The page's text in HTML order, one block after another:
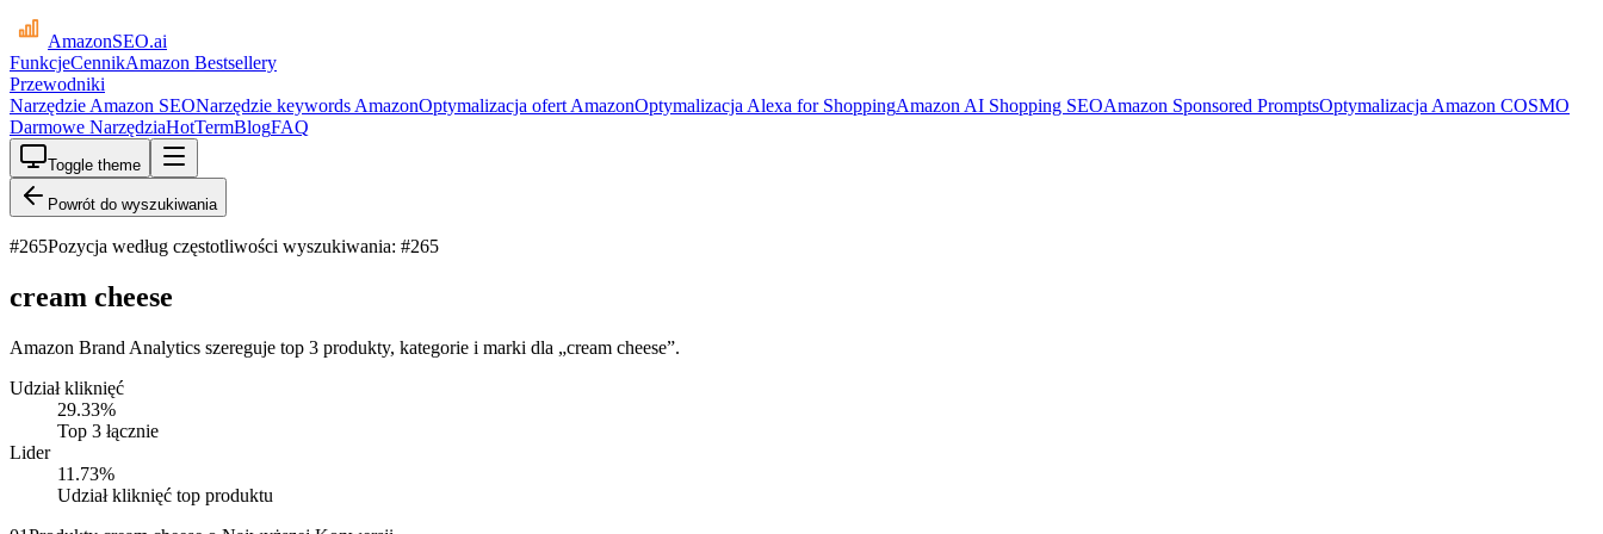
AmazonSEO.ai
FunkcjeCennikAmazon Bestsellery
Przewodniki
Narzędzie Amazon SEONarzędzie keywords AmazonOptymalizacja ofert AmazonOptymalizacja Alexa for ShoppingAmazon AI Shopping SEOAmazon Sponsored PromptsOptymalizacja Amazon COSMO
Darmowe NarzędziaHotTermBlogFAQ
Toggle theme
Powrót do wyszukiwania
#265Pozycja według częstotliwości wyszukiwania: #265
cream cheese
Amazon Brand Analytics szereguje top 3 produkty, kategorie i marki dla „cream cheese”.
Udział kliknięć
29.33%
Top 3 łącznie
Lider
11.73%
Udział kliknięć top produktu